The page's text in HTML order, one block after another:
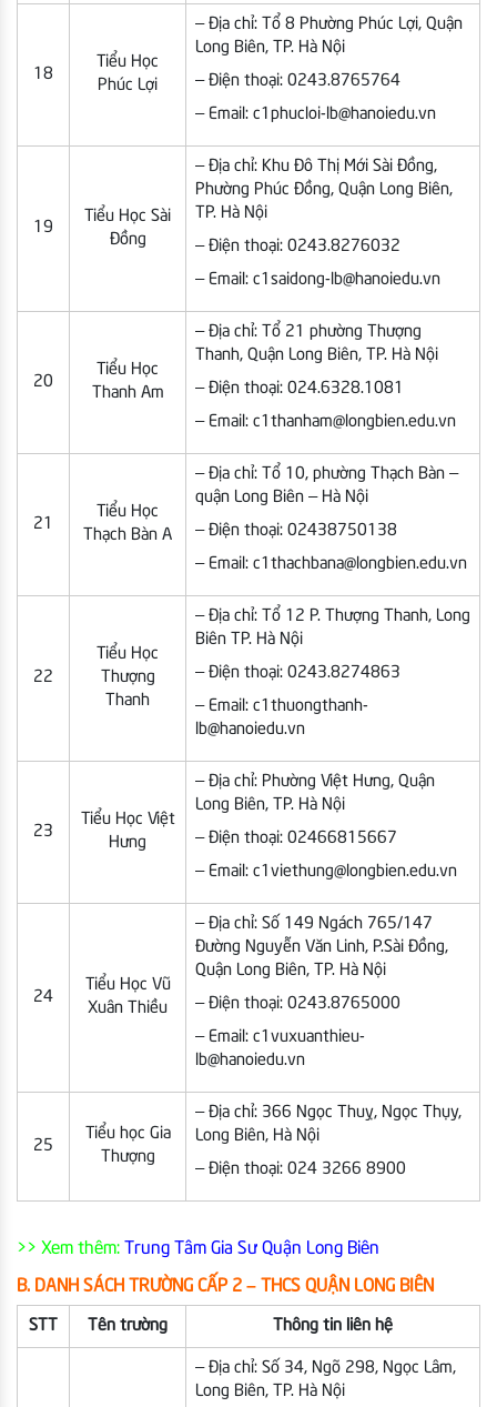
18
Tiểu Học
Phúc Lợi
– Địa chỉ: Tổ 8 Phường Phúc Lợi, Quận
Long Biên, TP. Hà Nội
– Điện thoại: 0243.8765764
– Email: c1phucloi-lb@hanoiedu.vn
19
Tiểu Học Sài
Đồng
– Địa chỉ: Khu Đô Thị Mới Sài Đồng,
Phường Phúc Đồng, Quận Long Biên,
TP. Hà Nội
– Điện thoại: 0243.8276032
– Email: c1saidong-lb@hanoiedu.vn
20
Tiểu Học
Thanh Am
– Địa chỉ: Tổ 21 phường Thượng
Thanh, Quận Long Biên, TP. Hà Nội
– Điện thoại: 024.6328.1081
– Email: c1thanham@longbien.edu.vn
21
Tiểu Học
Thạch Bàn A
– Địa chỉ: Tổ 10, phường Thạch Bàn –
quận Long Biên – Hà Nội
– Điện thoại: 02438750138
– Email: c1thachbana@longbien.edu.vn
22
Tiểu Học
Thượng
Thanh
– Địa chỉ: Tổ 12 P. Thượng Thanh, Long
Biên TP. Hà Nội
– Điện thoại: 0243.8274863
– Email: c1thuongthanh-
lb@hanoiedu.vn
23
Tiểu Học Việt
Hưng
– Địa chỉ: Phường Việt Hưng, Quận
Long Biên, TP. Hà Nội
– Điện thoại: 02466815667
– Email: c1viethung@longbien.edu.vn
24
Tiểu Học Vũ
Xuân Thiều
– Địa chỉ: Số 149 Ngách 765/147
Đường Nguyễn Văn Linh, P.Sài Đồng,
Quận Long Biên, TP. Hà Nội
– Điện thoại: 0243.8765000
– Email: c1vuxuanthieu-
lb@hanoiedu.vn
25
Tiểu học Gia
Thượng
– Địa chỉ: 366 Ngọc Thuỵ, Ngọc Thụy,
Long Biên, Hà Nội
– Điện thoại: 024 3266 8900
>> Xem thêm: Trung Tâm Gia Sư Quận Long Biên
B. DANH SÁCH TRƯỜNG CẤP 2 – THCS QUẬN LONG BIÊN
STT Tên trường Thông tin liên hệ
– Địa chỉ: Số 34, Ngõ 298, Ngọc Lâm,
Long Biên, TP. Hà Nội